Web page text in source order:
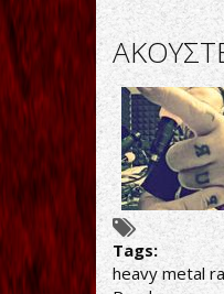
ΣΕ
IS
ΤΗΣ
Tags:
heavy metal